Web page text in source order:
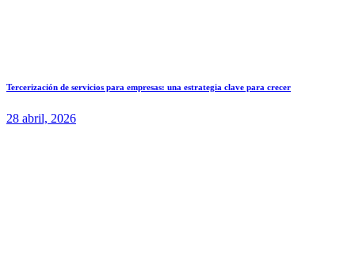
Tercerización de servicios para empresas: una estrategia clave para crecer
28 abril, 2026